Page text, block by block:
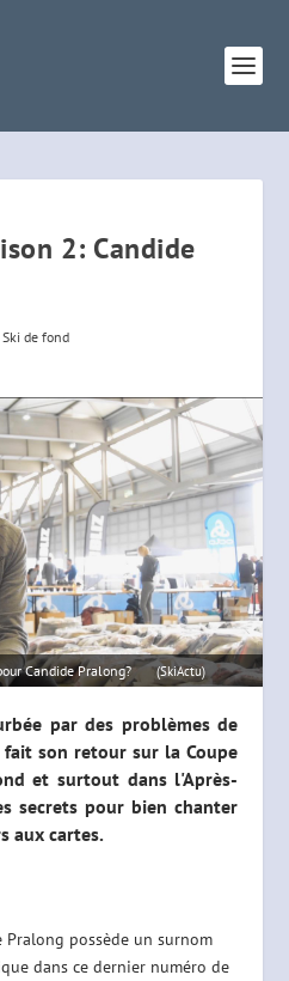
2: Candide
Ski de fond
Candide Pralong? (SkiActu)
par des problèmes de
fait son retour sur la Coupe
et surtout dans l'Après-
secrets pour bien chanter
aux cartes.
Pralong possède un surnom
dans ce dernier numéro de